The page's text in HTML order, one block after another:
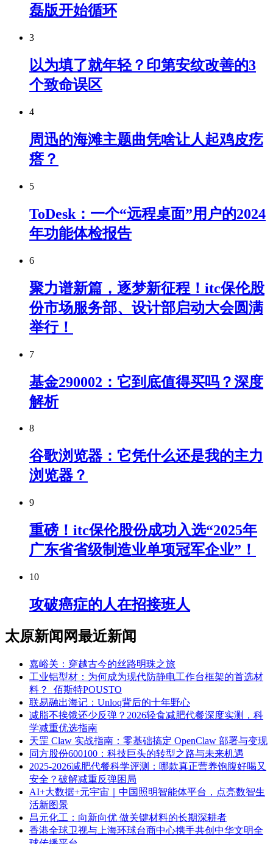
磊版开始循环
3
以为填了就年轻？印第安纹改善的3
个致命误区
4
周迅的海滩主题曲凭啥让人起鸡皮疙
瘩？
5
ToDesk：一个“远程桌面”用户的2024
年功能体检报告
6
聚力谱新篇，逐梦新征程！itc保伦股
份市场服务部、设计部启动大会圆满
举行！
7
基金290002：它到底值得买吗？深度
解析
8
谷歌浏览器：它凭什么还是我的主力
浏览器？
9
重磅！itc保伦股份成功入选“2025年
广东省省级制造业单项冠军企业”！
10
攻破癌症的人在招接班人
太原新闻网最近新闻
嘉峪关：穿越古今的丝路明珠之旅
工业铝型材：为何成为现代防静电工作台框架的首选材
料？_佰斯特POUSTO
联易融出海记：Unloq背后的十年野心
减脂不挨饿还少反弹？2026轻食减肥代餐深度实测，科
学减重优选指南
天罡 Claw 实战指南：零基础搞定 OpenClaw 部署与变现
同方股份600100：科技巨头的转型之路与未来机遇
2025-2026减肥代餐科学评测：哪款真正营养饱腹好喝又
安全？破解减重反弹困局
AI+大数据+元宇宙｜中国照明智能体平台，点亮数智生
活新图景
昌元化工：向新向优 做关键材料的长期深耕者
香港全球卫视与上海环球台商中心携手共创中华文明全